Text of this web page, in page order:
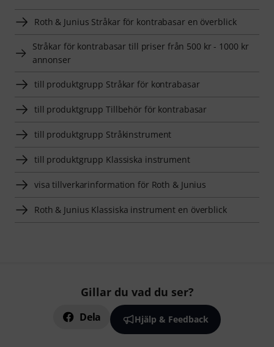
Roth & Junius Stråkar för kontrabasar en överblick
Stråkar för kontrabasar till priser från 500 kr - 1000 kr
annonser
till produktgrupp Stråkar för kontrabasar
till produktgrupp Tillbehör för kontrabasar
till produktgrupp Stråkinstrument
till produktgrupp Klassiska instrument
visa tillverkarinformation för Roth & Junius
Roth & Junius Klassiska instrument en överblick
Gillar du vad du ser?
Dela Hjälp & Feedback